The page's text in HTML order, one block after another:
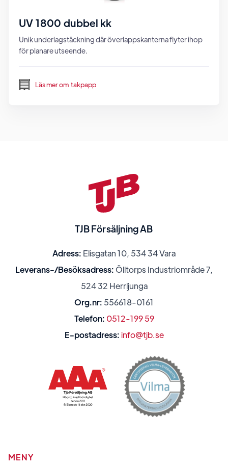
UV 1800 dubbel kk
Unik underlagstäckning där överlappskanterna flyter ihop
för planare utseende.
Läs mer om takpapp
TJB Försäljning AB
Adress: Elisgatan 10, 534 34 Vara
Leverans-/Besöksadress: Ölltorps Industriområde 7,
524 32 Herrljunga
Org.nr: 556618-0161
Telefon: 0512-199 59
E-postadress: info@tjb.se
MENY